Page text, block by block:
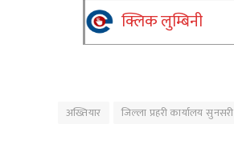
क्लिक लुम्बिनी
अख्तियार जिल्ला प्रहरी कार्यालय सुनसरी